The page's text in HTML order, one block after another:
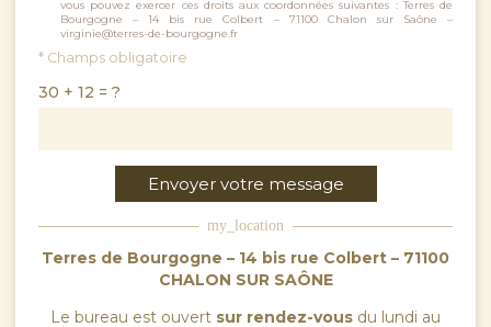
vous pouvez exercer ces droits aux coordonnées suivantes : Terres de
Bourgogne – 14 bis rue Colbert – 71100 Chalon sur Saône –
virginie@terres-de-bourgogne.fr
* Champs obligatoire
30 + 12 = ?
Envoyer votre message
my_location
Terres de Bourgogne – 14 bis rue Colbert – 71100
CHALON SUR SAÔNE
Le bureau est ouvert sur rendez-vous du lundi au